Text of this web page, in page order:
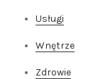
Usługi
Wnętrze
Zdrowie